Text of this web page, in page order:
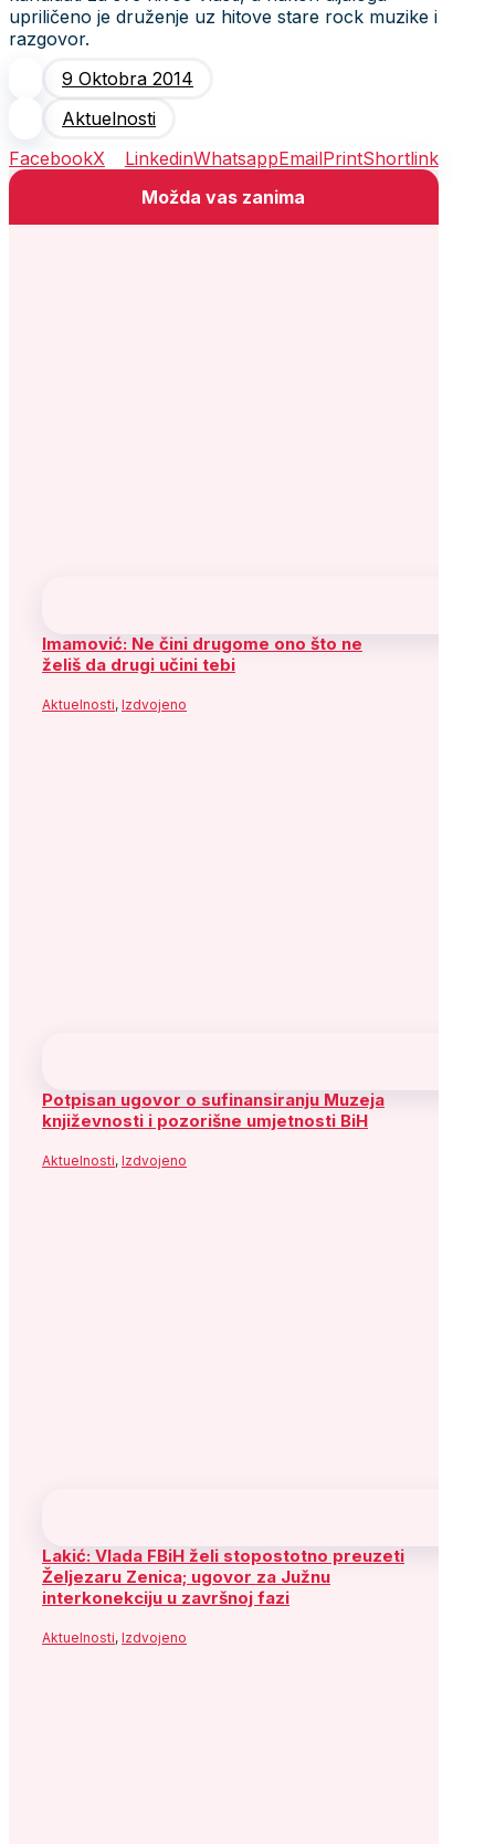
upriličeno je druženje uz hitove stare rock muzike i
razgovor.
9 Oktobra 2014
Aktuelnosti
FacebookX LinkedinWhatsappEmailPrintShortlink
Možda vas zanima
Imamović: Ne čini drugome ono što ne
želiš da drugi učini tebi
Aktuelnosti, Izdvojeno
Potpisan ugovor o sufinansiranju Muzeja
književnosti i pozorišne umjetnosti BiH
Aktuelnosti, Izdvojeno
Lakić: Vlada FBiH želi stopostotno preuzeti
Željezaru Zenica; ugovor za Južnu
interkonekciju u završnoj fazi
Aktuelnosti, Izdvojeno